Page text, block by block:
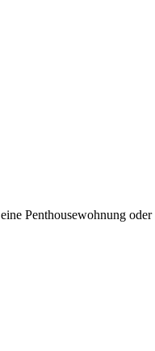
Penthousewohnung